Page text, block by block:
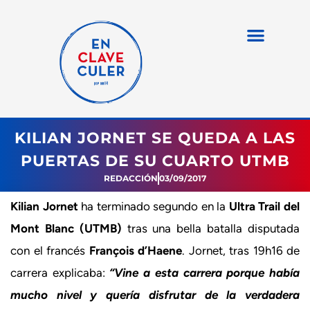
KILIAN JORNET SE QUEDA A LAS
PUERTAS DE SU CUARTO UTMB
REDACCIÓN 03/09/2017
Kilian Jornetha terminado segundo en la Ultra Trail del
Mont Blanc (UTMB) tras una bella batalla disputada
con el francés François d’Haene. Jornet, tras 19h16 de
carrera explicaba: “Vine a esta carrera porque había
mucho nivel y quería disfrutar de la verdadera